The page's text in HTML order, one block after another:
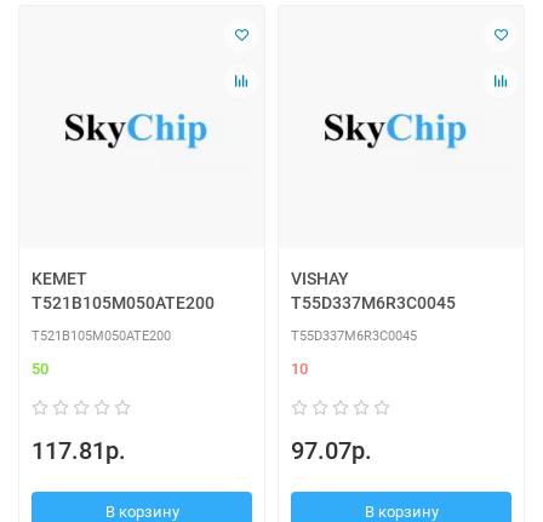
KEMET
T521B105M050ATE200
T521B105M050ATE200
50
117.81р.
В корзину
VISHAY
T55D337M6R3C0045
T55D337M6R3C0045
10
97.07р.
В корзину